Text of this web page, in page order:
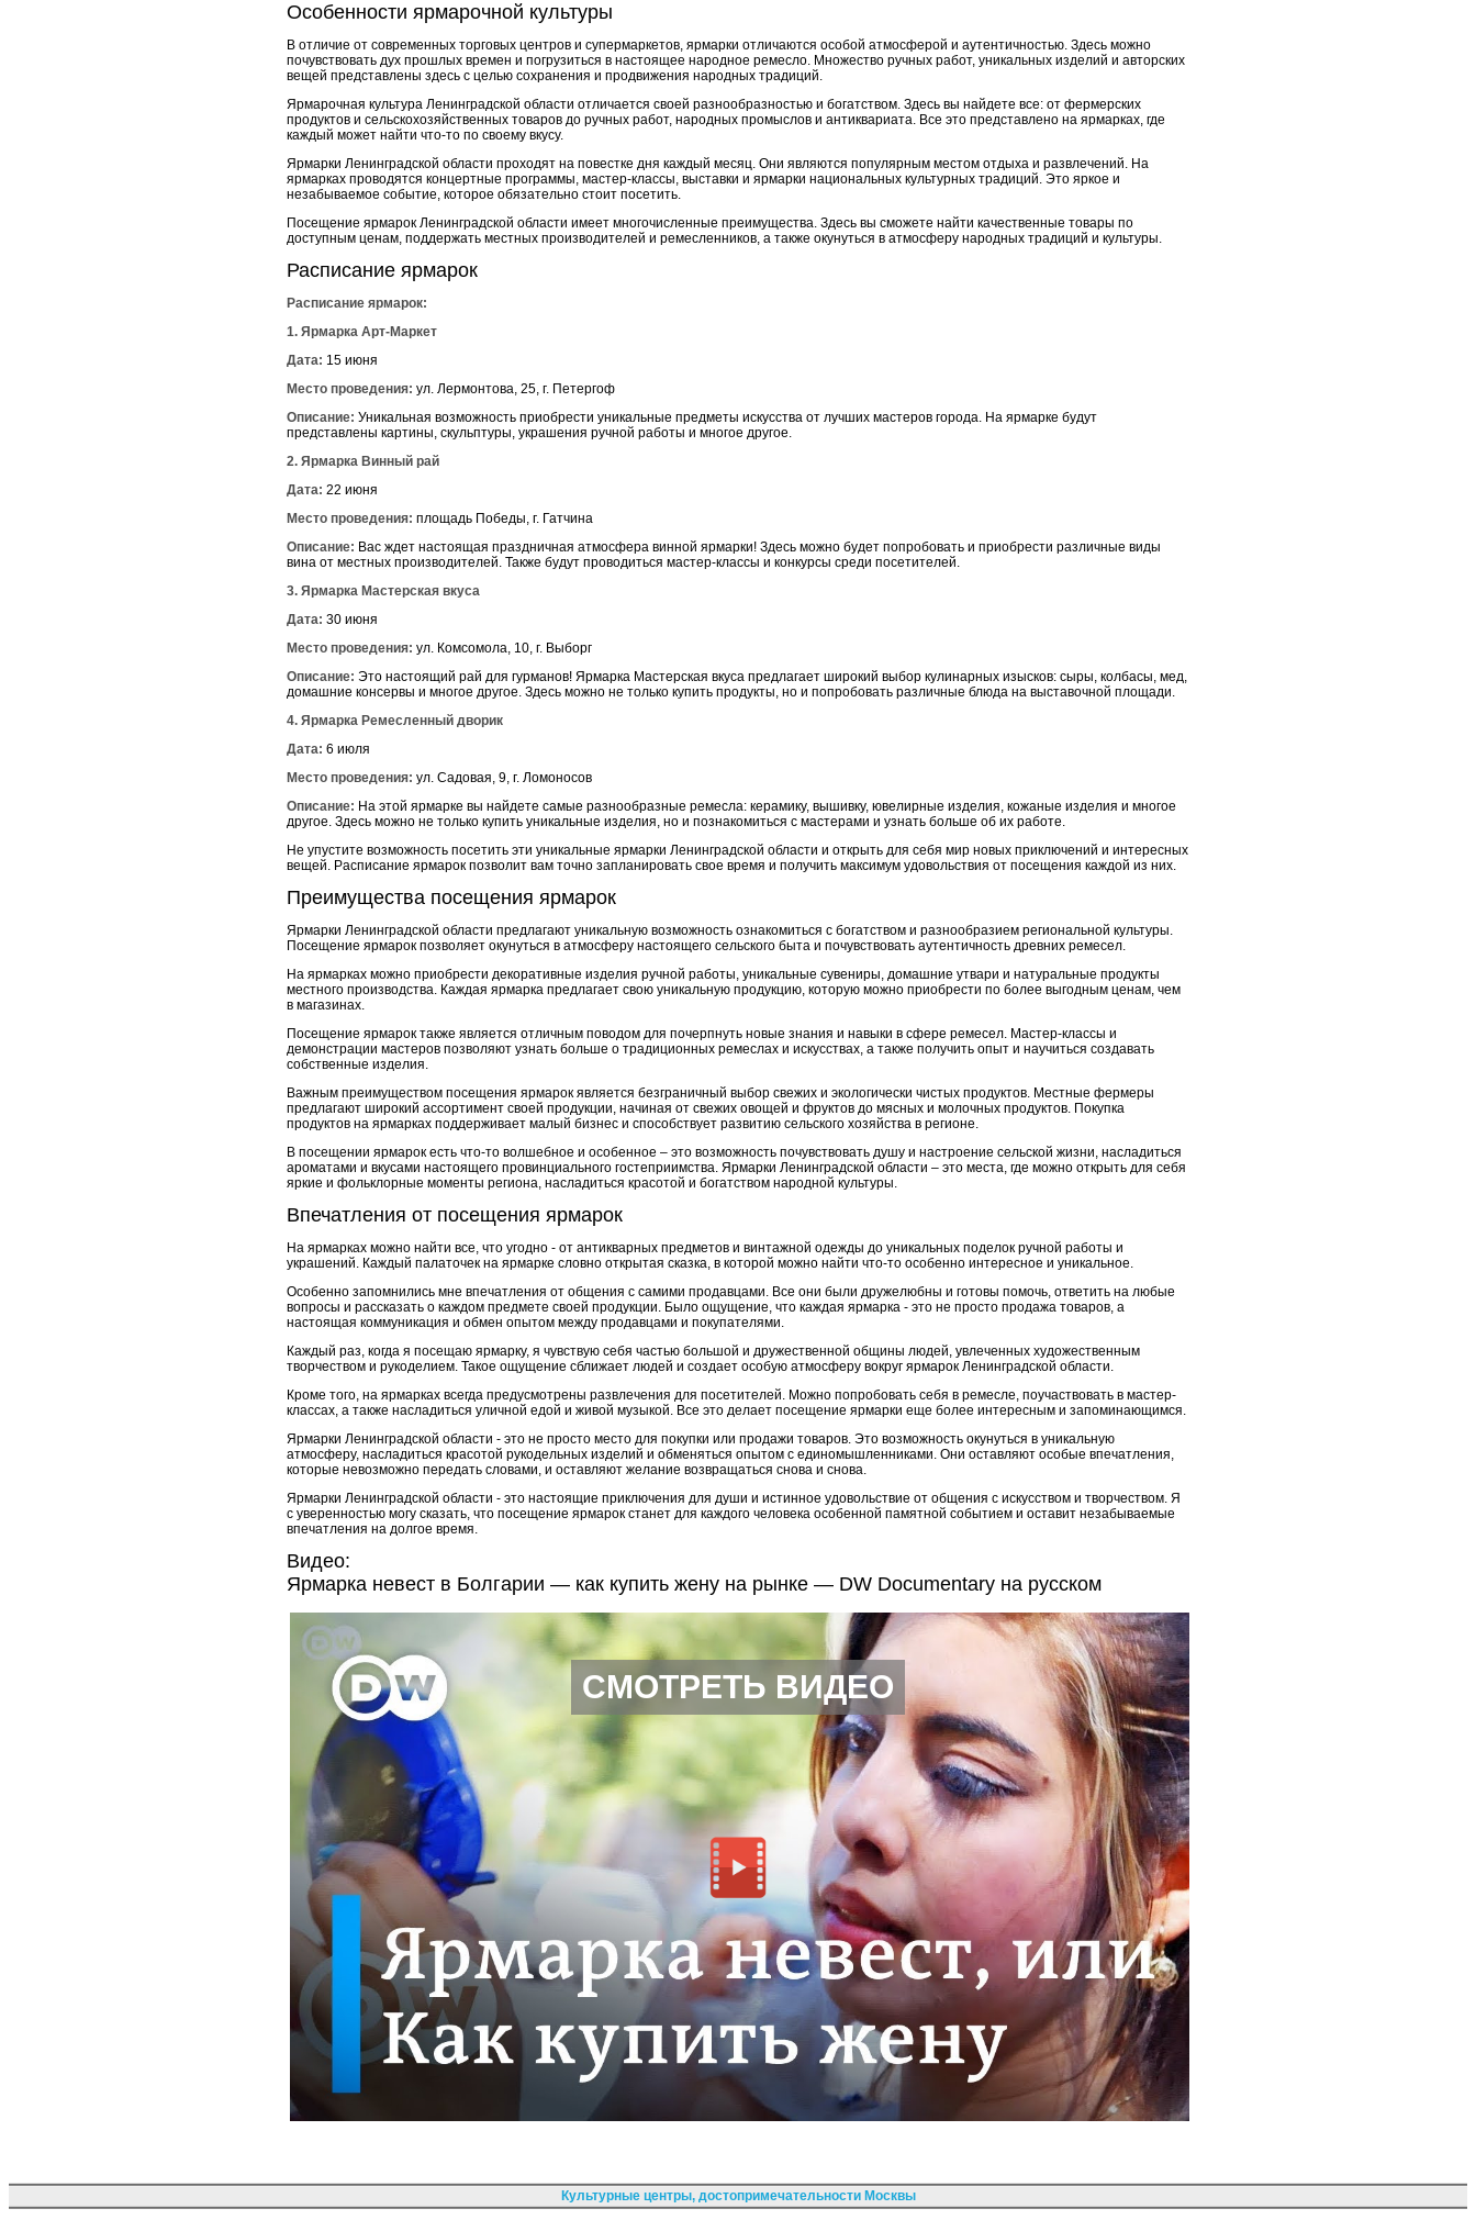
Особенности ярмарочной культуры
В отличие от современных торговых центров и супермаркетов, ярмарки отличаются особой атмосферой и аутентичностью. Здесь можно
почувствовать дух прошлых времен и погрузиться в настоящее народное ремесло. Множество ручных работ, уникальных изделий и авторских
вещей представлены здесь с целью сохранения и продвижения народных традиций.
Ярмарочная культура Ленинградской области отличается своей разнообразностью и богатством. Здесь вы найдете все: от фермерских
продуктов и сельскохозяйственных товаров до ручных работ, народных промыслов и антиквариата. Все это представлено на ярмарках, где
каждый может найти что-то по своему вкусу.
Ярмарки Ленинградской области проходят на повестке дня каждый месяц. Они являются популярным местом отдыха и развлечений. На
ярмарках проводятся концертные программы, мастер-классы, выставки и ярмарки национальных культурных традиций. Это яркое и
незабываемое событие, которое обязательно стоит посетить.
Посещение ярмарок Ленинградской области имеет многочисленные преимущества. Здесь вы сможете найти качественные товары по
доступным ценам, поддержать местных производителей и ремесленников, а также окунуться в атмосферу народных традиций и культуры.
Расписание ярмарок
Расписание ярмарок:
1. Ярмарка Арт-Маркет
Дата: 15 июня
Место проведения: ул. Лермонтова, 25, г. Петергоф
Описание: Уникальная возможность приобрести уникальные предметы искусства от лучших мастеров города. На ярмарке будут
представлены картины, скульптуры, украшения ручной работы и многое другое.
2. Ярмарка Винный рай
Дата: 22 июня
Место проведения: площадь Победы, г. Гатчина
Описание: Вас ждет настоящая праздничная атмосфера винной ярмарки! Здесь можно будет попробовать и приобрести различные виды
вина от местных производителей. Также будут проводиться мастер-классы и конкурсы среди посетителей.
3. Ярмарка Мастерская вкуса
Дата: 30 июня
Место проведения: ул. Комсомола, 10, г. Выборг
Описание: Это настоящий рай для гурманов! Ярмарка Мастерская вкуса предлагает широкий выбор кулинарных изысков: сыры, колбасы, мед,
домашние консервы и многое другое. Здесь можно не только купить продукты, но и попробовать различные блюда на выставочной площади.
4. Ярмарка Ремесленный дворик
Дата: 6 июля
Место проведения: ул. Садовая, 9, г. Ломоносов
Описание: На этой ярмарке вы найдете самые разнообразные ремесла: керамику, вышивку, ювелирные изделия, кожаные изделия и многое
другое. Здесь можно не только купить уникальные изделия, но и познакомиться с мастерами и узнать больше об их работе.
Не упустите возможность посетить эти уникальные ярмарки Ленинградской области и открыть для себя мир новых приключений и интересных
вещей. Расписание ярмарок позволит вам точно запланировать свое время и получить максимум удовольствия от посещения каждой из них.
Преимущества посещения ярмарок
Ярмарки Ленинградской области предлагают уникальную возможность ознакомиться с богатством и разнообразием региональной культуры.
Посещение ярмарок позволяет окунуться в атмосферу настоящего сельского быта и почувствовать аутентичность древних ремесел.
На ярмарках можно приобрести декоративные изделия ручной работы, уникальные сувениры, домашние утвари и натуральные продукты
местного производства. Каждая ярмарка предлагает свою уникальную продукцию, которую можно приобрести по более выгодным ценам, чем
в магазинах.
Посещение ярмарок также является отличным поводом для почерпнуть новые знания и навыки в сфере ремесел. Мастер-классы и
демонстрации мастеров позволяют узнать больше о традиционных ремеслах и искусствах, а также получить опыт и научиться создавать
собственные изделия.
Важным преимуществом посещения ярмарок является безграничный выбор свежих и экологически чистых продуктов. Местные фермеры
предлагают широкий ассортимент своей продукции, начиная от свежих овощей и фруктов до мясных и молочных продуктов. Покупка
продуктов на ярмарках поддерживает малый бизнес и способствует развитию сельского хозяйства в регионе.
В посещении ярмарок есть что-то волшебное и особенное – это возможность почувствовать душу и настроение сельской жизни, насладиться
ароматами и вкусами настоящего провинциального гостеприимства. Ярмарки Ленинградской области – это места, где можно открыть для себя
яркие и фольклорные моменты региона, насладиться красотой и богатством народной культуры.
Впечатления от посещения ярмарок
На ярмарках можно найти все, что угодно - от антикварных предметов и винтажной одежды до уникальных поделок ручной работы и
украшений. Каждый палаточек на ярмарке словно открытая сказка, в которой можно найти что-то особенно интересное и уникальное.
Особенно запомнились мне впечатления от общения с самими продавцами. Все они были дружелюбны и готовы помочь, ответить на любые
вопросы и рассказать о каждом предмете своей продукции. Было ощущение, что каждая ярмарка - это не просто продажа товаров, а
настоящая коммуникация и обмен опытом между продавцами и покупателями.
Каждый раз, когда я посещаю ярмарку, я чувствую себя частью большой и дружественной общины людей, увлеченных художественным
творчеством и рукоделием. Такое ощущение сближает людей и создает особую атмосферу вокруг ярмарок Ленинградской области.
Кроме того, на ярмарках всегда предусмотрены развлечения для посетителей. Можно попробовать себя в ремесле, поучаствовать в мастер-
классах, а также насладиться уличной едой и живой музыкой. Все это делает посещение ярмарки еще более интересным и запоминающимся.
Ярмарки Ленинградской области - это не просто место для покупки или продажи товаров. Это возможность окунуться в уникальную
атмосферу, насладиться красотой рукодельных изделий и обменяться опытом с единомышленниками. Они оставляют особые впечатления,
которые невозможно передать словами, и оставляют желание возвращаться снова и снова.
Ярмарки Ленинградской области - это настоящие приключения для души и истинное удовольствие от общения с искусством и творчеством. Я
с уверенностью могу сказать, что посещение ярмарок станет для каждого человека особенной памятной событием и оставит незабываемые
впечатления на долгое время.
Видео:
Ярмарка невест в Болгарии — как купить жену на рынке — DW Documentary на русском
СМОТРЕТЬ ВИДЕО
Культурные центры, достопримечательности Москвы